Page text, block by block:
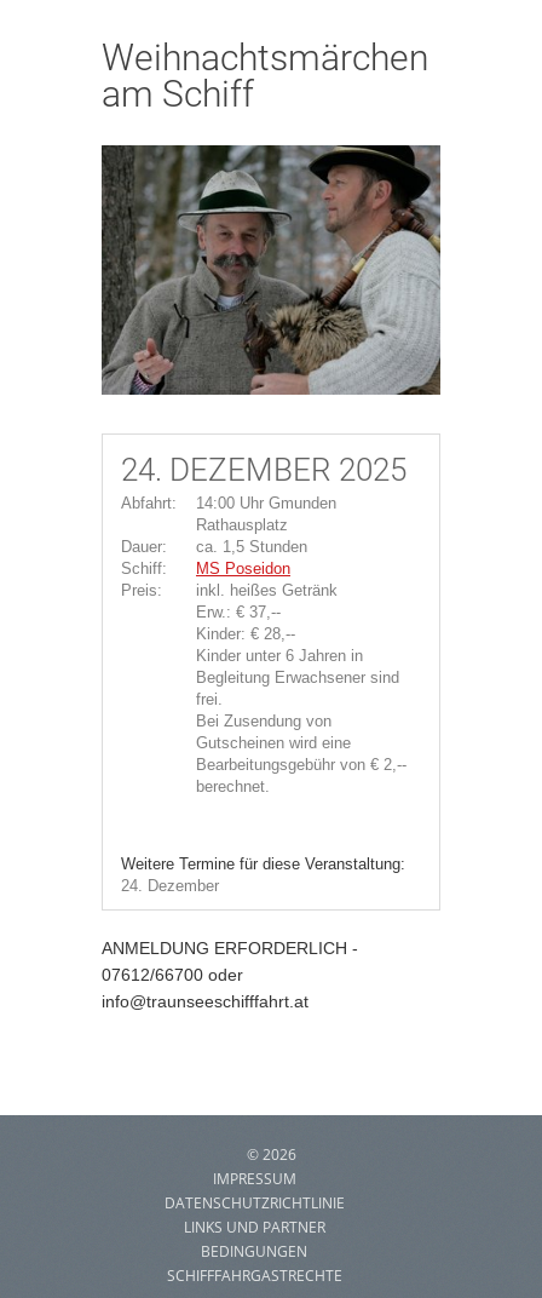
Weihnachtsmärchen
am Schiff
24. DEZEMBER 2025
Abfahrt:
14:00 Uhr Gmunden
Rathausplatz
Dauer:
ca. 1,5 Stunden
Schiff:
MS Poseidon
Preis:
inkl. heißes Getränk
Erw.: € 37,--
Kinder: € 28,--
Kinder unter 6 Jahren in
Begleitung Erwachsener sind
frei.
Bei Zusendung von
Gutscheinen wird eine
Bearbeitungsgebühr von € 2,--
berechnet.
Weitere Termine für diese Veranstaltung:
24. Dezember
ANMELDUNG ERFORDERLICH -
07612/66700 oder
info@traunseeschifffahrt.at
©2026
IMPRESSUM
DATENSCHUTZRICHTLINIE
LINKS UND PARTNER
BEDINGUNGEN
SCHIFFFAHRGASTRECHTE